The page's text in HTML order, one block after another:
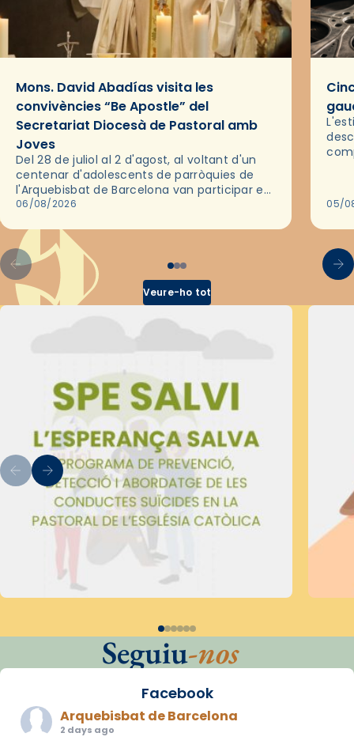
Mons. David Abadías visita les
convivències “Be Apostle” del
Secretariat Diocesà de Pastoral amb
Joves
Del 28 de juliol al 2 d'agost, al voltant d'un
centenar d'adolescents de parròquies de
l'Arquebisbat de Barcelona van participar en
les convivències Be Apostle, organitzades
06/08/2026 05/
Veure-ho tot
Seguiu-nos
Facebook
Arquebisbat de Barcelona
2 days ago